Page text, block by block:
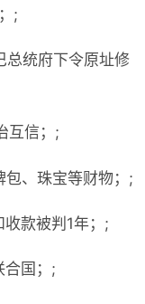
;
总统府下令原址修
互信；;
包、珠宝等财物；;
款被判1年；;
合国；;